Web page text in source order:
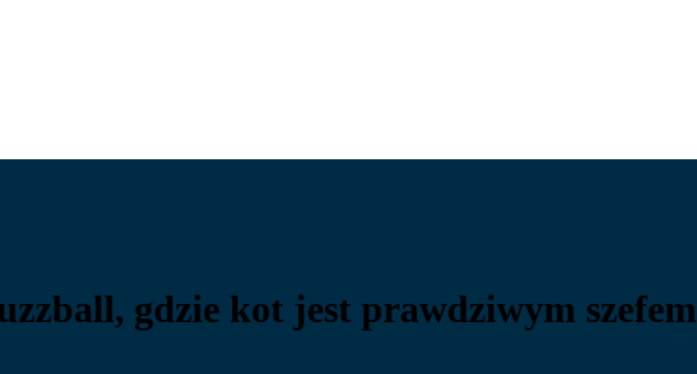
gdzie kot jest prawdziwym szefem